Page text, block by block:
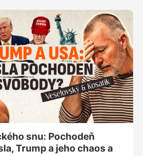
snu: Pochodeň
Trump a jeho chaos a